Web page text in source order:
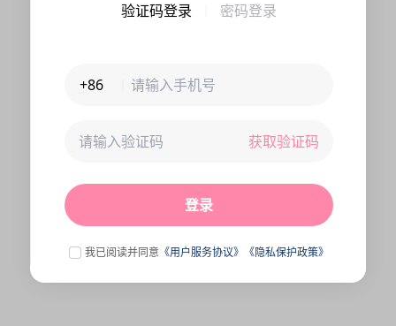
验证码登录 密码登录
+86
获取验证码
登录
我已阅读并同意 《用户服务协议》 《隐私保护政策》
未连接到服务器,刷新一下试试